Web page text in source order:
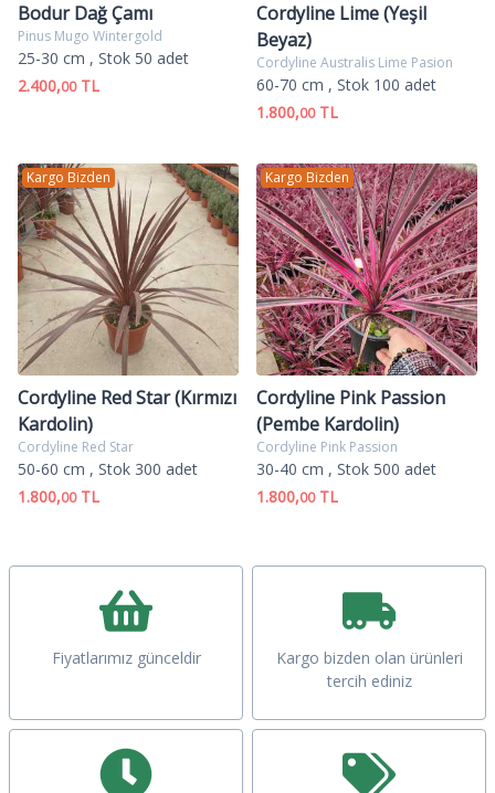
Bodur Dağ Çamı
Pinus Mugo Wintergold
25-30 cm , Stok 50 adet
2.400,00TL
Cordyline Lime (Yeşil
Beyaz)
Cordyline Australis Lime Pasion
60-70 cm , Stok 100 adet
1.800,00TL
Kargo Bizden
Cordyline Red Star (Kırmızı
Kardolin)
Cordyline Red Star
50-60 cm , Stok 300 adet
1.800,00TL
Kargo Bizden
Cordyline Pink Passion
(Pembe Kardolin)
Cordyline Pink Passion
30-40 cm , Stok 500 adet
1.800,00TL
Fiyatlarımız günceldir
Kargo bizden olan ürünleri
tercih ediniz